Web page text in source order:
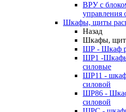
ВРУ с
Шкафы, щиты
Назад
Шкафы,
ШР - Шкаф
ШР1 -Шкафы
силовые
ШР11 - шкаф
силовой
ШР86 -
силовой